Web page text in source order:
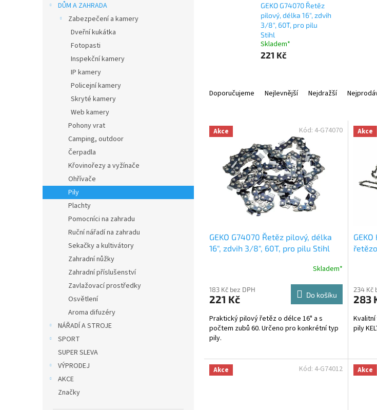
DŮM A ZAHRADA
Zabezpečení a kamery
Dveřní kukátka
Fotopasti
Inspekční kamery
IP kamery
Policejní kamery
Skryté kamery
Web kamery
Pohony vrat
Camping, outdoor
Čerpadla
Křovinořezy a vyžínače
Ohřívače
Pily
Plachty
Pomocníci na zahradu
Ruční nářadí na zahradu
Sekačky a kultivátory
Zahradní nůžky
Zahradní příslušenství
Zavlažovací prostředky
Osvětlení
Aroma difuzéry
NÁŘADÍ A STROJE
SPORT
SUPER SLEVA
VÝPRODEJ
AKCE
Značky
GEKO G74070 Řetěz
pilový, délka 16", zdvih
3/8", 60T, pro pilu
Stihl
Skladem*
221 Kč
n
Doporučujeme Nejlevnější Nejdražší
V Akce
GEKO G74070 Řetěz pilový, délka
16", zdvih 3/8", 60T, pro pilu Stihl
Skladem*
183 Kč bez DPH
221 Kč Do košíku
Praktický pilový řetěz o délce 16" a s
počtem zubů 60. Určeno pro konkrétní typ
pily.
Kód: 4-G74070 Akce
234 Kč
283
pily
Akce Kód: 4-G74012 Akce